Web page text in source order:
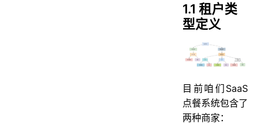
1.1 租户类
型定义
目前咱们SaaS
点餐系统包含了
两种商家：